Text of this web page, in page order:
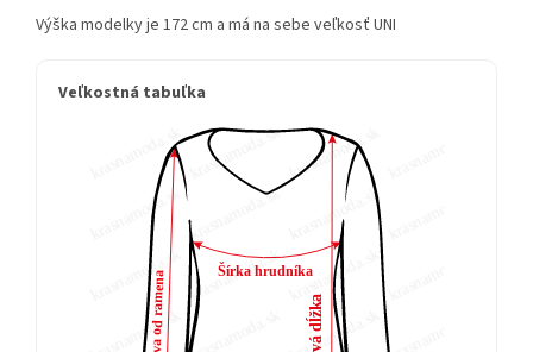
Výška modelky je 172 cm a má na sebe veľkosť UNI
Veľkostná tabuľka